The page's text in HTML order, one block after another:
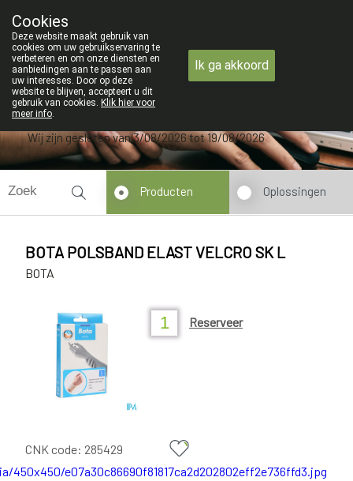
09 228 32 36
Wij zijn gesloten van 3/08/2026 tot 19/08/2026
Producten Oplossingen
BOTA POLSBAND ELAST VELCRO SK L
BOTA
Reserveer
CNK code: 285429
Cookies
Deze website maakt gebruik van
cookies om uw gebruikservaring te
verbeteren en om onze diensten en
aanbiedingen aan te passen aan
uw interesses. Door op deze
website te blijven, accepteert u dit
gebruik van cookies. Klik hier voor
meer info.
Ik ga akkoord